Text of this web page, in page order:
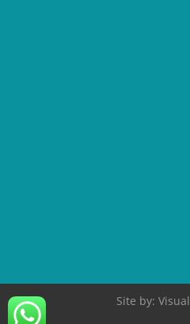
Site by: Visual